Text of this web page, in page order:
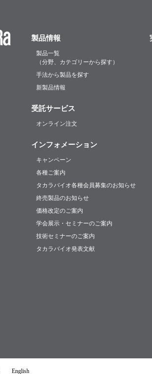
製品情報
製品一覧
（分野、カテゴリーから探す）
手法から製品を探す
新製品情報
受託サービス
オンライン注文
インフォメーション
キャンペーン
各種ご案内
タカラバイオ各種会員募集のお知らせ
終売製品のお知らせ
価格改定のご案内
学会展示・セミナーのご案内
技術セミナーのご案内
タカラバイオ発表文献
English